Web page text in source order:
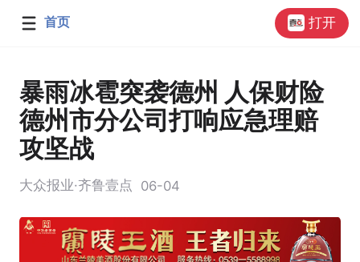
首页 打开
暴雨冰雹突袭德州 人保财险
德州市分公司打响应急理赔
攻坚战
大众报业·齐鲁壹点 06-04